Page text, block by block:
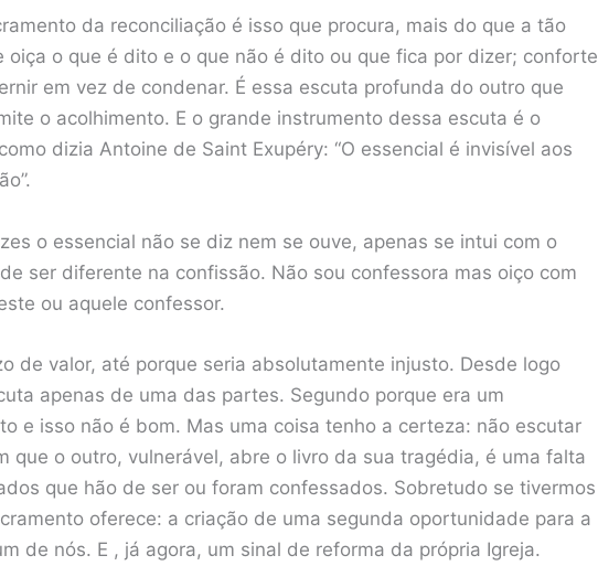
da reconciliação é isso que procura, mais do que a tão
oiça o que é dito e o que não é dito ou que fica por dizer; conforte
em vez de condenar. É essa escuta profunda do outro que
o acolhimento. E o grande instrumento dessa escuta é o
dizia Antoine de Saint Exupéry: “O essencial é invisível aos
o essencial não se diz nem se ouve, apenas se intui com o
ser diferente na confissão. Não sou confessora mas oiço com
ou aquele confessor.
de valor, até porque seria absolutamente injusto. Desde logo
apenas de uma das partes. Segundo porque era um
e isso não é bom. Mas uma coisa tenho a certeza: não escutar
que o outro, vulnerável, abre o livro da sua tragédia, é uma falta
que hão de ser ou foram confessados. Sobretudo se tivermos
oferece: a criação de uma segunda oportunidade para a
de nós. E , já agora, um sinal de reforma da própria Igreja.